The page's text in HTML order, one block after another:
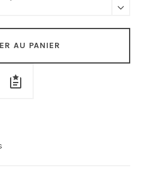
AU PANIER